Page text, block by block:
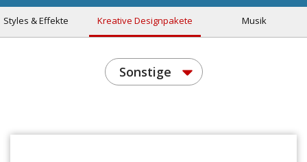
Styles & Effekte Kreative Designpakete Musik
Sonstige